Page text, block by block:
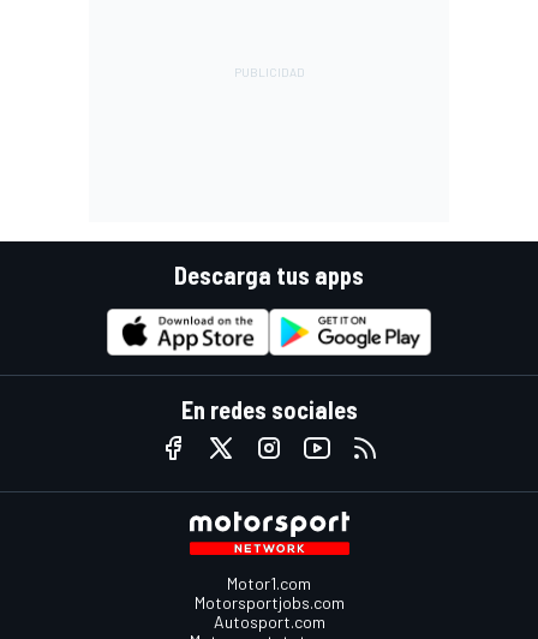
Descarga tus apps
En redes sociales
Motor1.com
Motorsportjobs.com
Autosport.com